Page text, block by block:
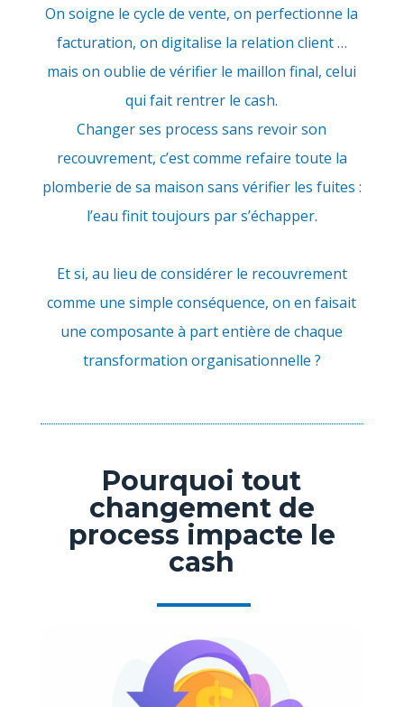
On soigne le cycle de vente, on perfectionne la
facturation, on digitalise la relation client …
mais on oublie de vérifier le maillon final, celui
qui fait rentrer le cash.
Changer ses process sans revoir son
recouvrement, c’est comme refaire toute la
plomberie de sa maison sans vérifier les fuites :
l’eau finit toujours par s’échapper.
Et si, au lieu de considérer le recouvrement
comme une simple conséquence, on en faisait
une composante à part entière de chaque
transformation organisationnelle ?
Pourquoi tout
changement de
process impacte le
cash